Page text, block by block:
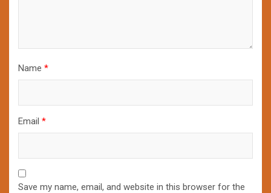
Name *
Email *
Save my name, email, and website in this browser for the